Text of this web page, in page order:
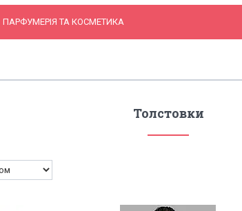
ПАРФУМЕРІЯ ТА КОСМЕТИКА
Толстовки